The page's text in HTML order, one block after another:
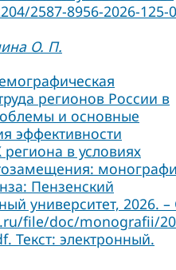
2587-8956-2026-125-
О. П.
регионов России в
и основные
эффективности
в условиях
Пензенский
университет, 2026. –
file/doc/monografii/
Текст: электронный.